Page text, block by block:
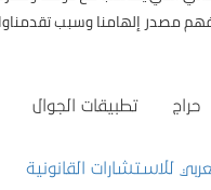
مصدر إلهامنا وسبب
حراج تطبيقات الجوال